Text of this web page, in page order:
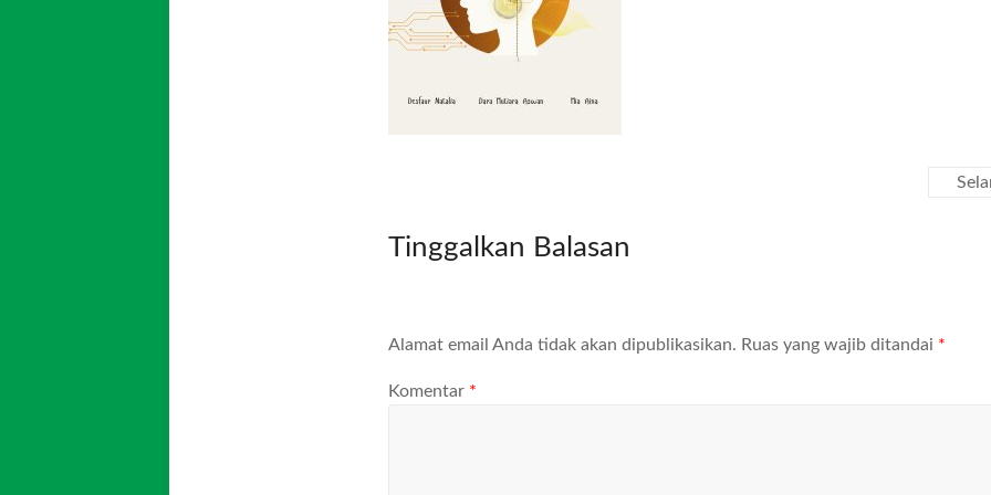
Tinggalkan Balasan
Alamat email Anda tidak akan dipublikasikan. Ruas yang wajib ditandai *
Komentar *